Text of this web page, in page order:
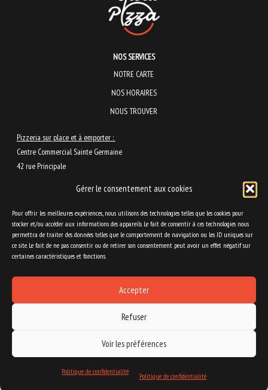
Gérer le consentement aux cookies
Pour offrir les meilleures expériences, nous utilisons des technologies telles que les cookies pour
stocker et/ou accéder aux informations des appareils. Le fait de consentir à ces technologies nous
permettra de traiter des données telles que le comportement de navigation ou les ID uniques sur
ce site. Le fait de ne pas consentir ou de retirer son consentement peut avoir un effet négatif sur
certaines caractéristiques et fonctions.
Accepter
Refuser
Voir les préférences
Politique de confidentialité
Politique de confidentialité
NOS SERVICES
NOTRE CARTE
NOS HORAIRES
NOUS TROUVER
Pizzeria sur place et à emporter :
Centre Commercial Sainte Germaine
42 rue Principale